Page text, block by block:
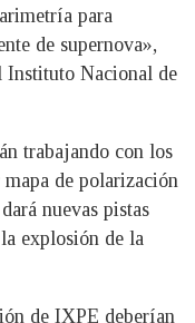
para
de supernova»,
Nacional de
trabajando con los
de polarización
nuevas pistas
explosión de la
de IXPE deberían